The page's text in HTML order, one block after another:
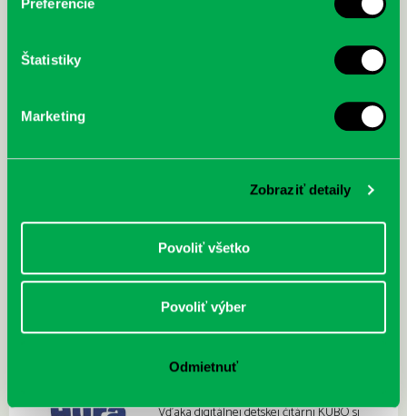
Štatistiky
Marketing
Zobraziť detaily
Povoliť všetko
Povoliť výber
Odmietnuť
Filatelisti ovládli olympiádu
V priestoroch našej pobočky na
Prokofievovej 5 sa dlhoročne a pravidelne
stretávajú šikovné deti a mládež z Klubu
mladých filatelistov…
Kubo detská čitáreň má novinku!